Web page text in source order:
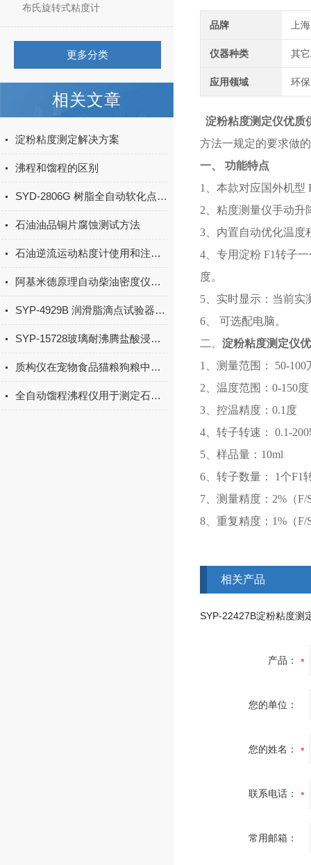
布氏旋转式粘度计
更多分类
相关文章
淀粉粘度测定解决方案
沸程和馏程的区别
SYD-2806G 树脂全自动软化点试验器技术特点
石油油品铜片腐蚀测试方法
石油逆流运动粘度计使用和注意事项
阿基米德原理自动柴油密度仪操作步骤
SYP-4929B 润滑脂滴点试验器操作使用与注意事项
SYP-15728玻璃耐沸腾盐酸浸蚀测试原理与操作全解析
质构仪在宠物食品猫粮狗粮中的研究和应用
全自动馏程沸程仪用于测定石油馏程和沸点等参数
品牌 上
仪器种类 其
应用领域 环
淀粉粘度测定仪优质
方法一规定的要求做
一、 功能特点
1、本款对应国外机型
2、粘度测量仪手动升
3、内置自动优化温度
4、专用淀粉 F1转子
度。
5、实时显示：当前实
6、 可选配电脑。
二、 淀粉粘度测定仪
1、测量范围： 50-100
2、温度范围：0-150度
3、控温精度：0.1度
4、转子转速： 0.1-
5、样品量：10ml
6、转子数量： 1个F1
7、测量精度：2%（F/
8、重复精度：1%（F/
相关产品
SYP-22427B淀粉粘度测
产品：
您的单位：
您的姓名：
联系电话：
常用邮箱：